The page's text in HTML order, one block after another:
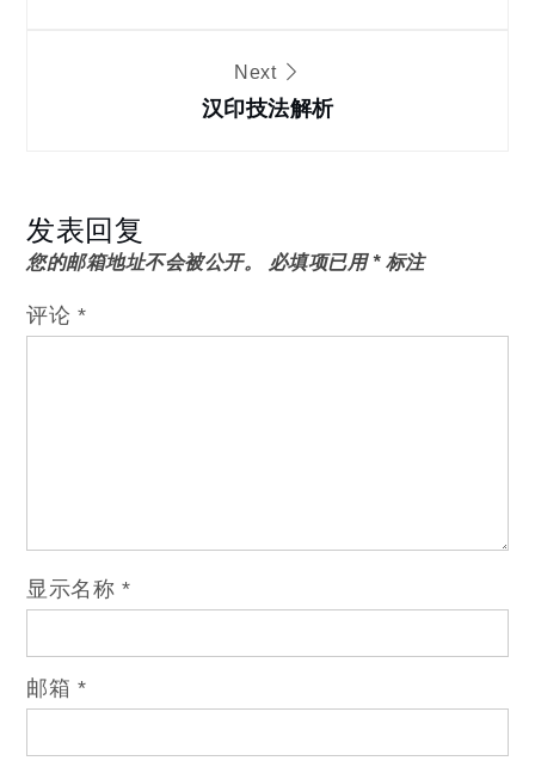
Next
汉印技法解析
发表回复
您的邮箱地址不会被公开。 必填项已用*标注
评论 *
显示名称 *
邮箱 *